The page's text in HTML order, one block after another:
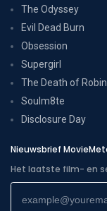
The Odyssey
Evil Dead Burn
Obsession
Supergirl
The Death of
Soulm8te
Disclosure Day
Nieuwsbrief
Het laatste film- en